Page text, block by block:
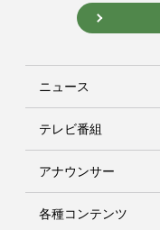
ニュース
テレビ番組
アナウンサー
各種コンテンツ